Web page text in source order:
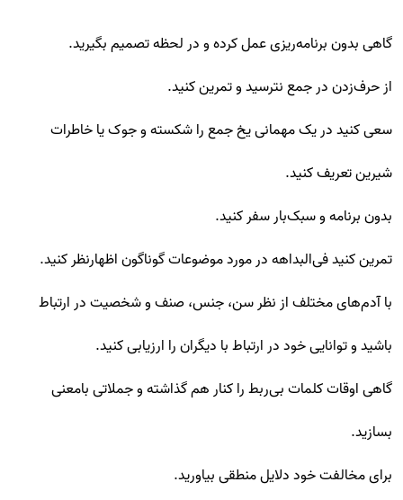
گاهی بدون برنامه‌ریزی عمل کرده و در لحظه تصمیم بگیرید.
از حرف‌زدن در جمع نترسید و تمرین کنید.
سعی کنید در یک مهمانی یخ جمع را شکسته و جوک یا خاطرات
شیرین تعریف کنید.
بدون برنامه و سبک‌بار سفر کنید.
تمرین کنید فی‌البداهه در مورد موضوعات گوناگون اظهارنظر کنید.
با آدم‌های مختلف از نظر سن، جنس، صنف و شخصیت در ارتباط
باشید و توانایی خود در ارتباط با دیگران را ارزیابی کنید.
گاهی اوقات کلمات بی‌ربط را کنار هم گذاشته و جملاتی بامعنی
بسازید.
برای مخالفت خود دلایل منطقی بیاورید.